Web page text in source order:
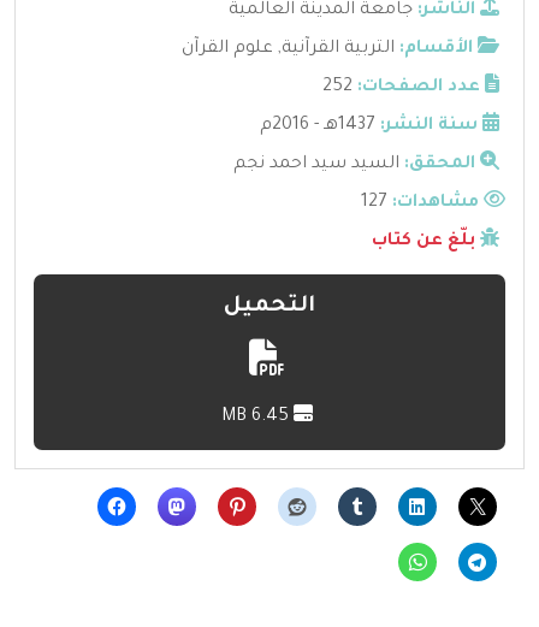
الناشر: جامعة المدينة العالمية
الأقسام: التربية القرآنية, علوم القرآن
عدد الصفحات: 252
سنة النشر: 1437هـ - 2016م
المحقق: السيد سيد احمد نجم
مشاهدات:
بلّغ عن كتاب
التحميل